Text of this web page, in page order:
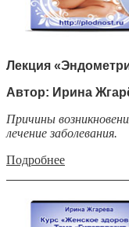
Лекция
Автор: Ирина
Причины
лечение заболевания.
Подробнее